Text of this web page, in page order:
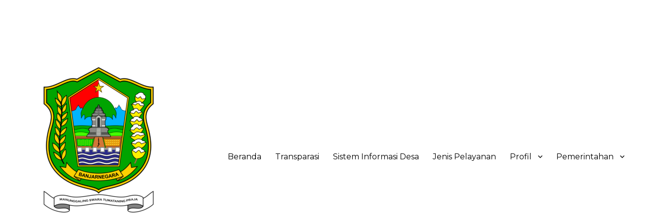
Beranda Transparasi Sistem Informasi Desa Jenis Pelayanan Profil Pemerintahan